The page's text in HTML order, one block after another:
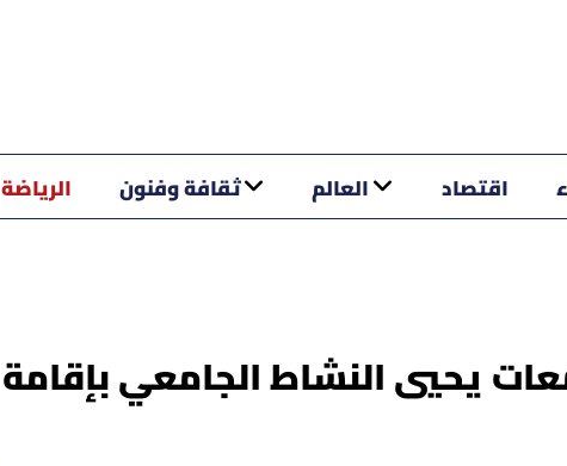
اقتصاد العالم ثقافة وفنون الرياضة
يحيي النشاط الجامعي بإقامة